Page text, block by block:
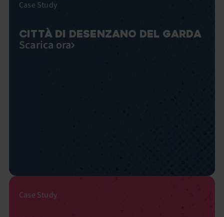
Case Study
CITTÀ DI DESENZANO DEL GARDA
Scarica ora
Case Study